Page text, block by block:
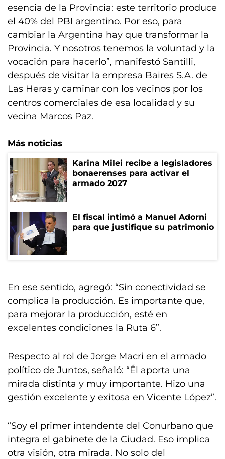
esencia de la Provincia: este territorio produce
el 40% del PBI argentino. Por eso, para
cambiar la Argentina hay que transformar la
Provincia. Y nosotros tenemos la voluntad y la
vocación para hacerlo”, manifestó Santilli,
después de visitar la empresa Baires S.A. de
Las Heras y caminar con los vecinos por los
centros comerciales de esa localidad y su
vecina Marcos Paz.
Más noticias
Karina Milei recibe a legisladores
bonaerenses para activar el
armado 2027
El fiscal intimó a Manuel Adorni
para que justifique su patrimonio
En ese sentido, agregó: “Sin conectividad se
complica la producción. Es importante que,
para mejorar la producción, esté en
excelentes condiciones la Ruta 6”.
Respecto al rol de Jorge Macri en el armado
político de Juntos, señaló: “Él aporta una
mirada distinta y muy importante. Hizo una
gestión excelente y exitosa en Vicente López”.
“Soy el primer intendente del Conurbano que
integra el gabinete de la Ciudad. Eso implica
otra visión, otra mirada. No solo del